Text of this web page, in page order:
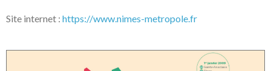
Site internet : https://www.nimes-metropole.fr